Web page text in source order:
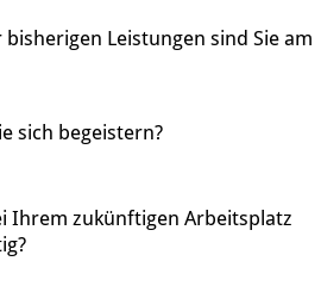
Leistungen sind Sie am
sich begeistern?
Ihrem zukünftigen Arbeitsplatz